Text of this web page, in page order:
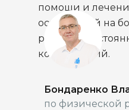
помощи и
основанный на
работы и
компетенций.
Бондаренко
по физической